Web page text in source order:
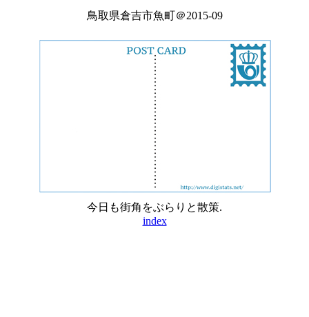
鳥取県倉吉市魚町＠2015-09
今日も街角をぶらりと散策.
index